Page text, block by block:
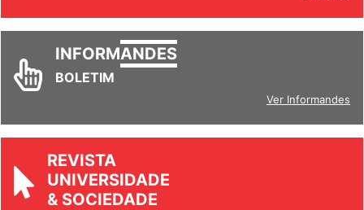
INFORMANDES
BOLETIM
Ver Informandes
REVISTA
UNIVERSIDADE
& SOCIEDADE